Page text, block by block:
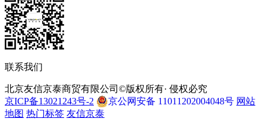
联系我们
北京友信京泰商贸有限公司©版权所有· 侵权必究
京ICP备13021243号-2
京公网安备 11011202004048号 网站
地图 热门标签 友信京泰